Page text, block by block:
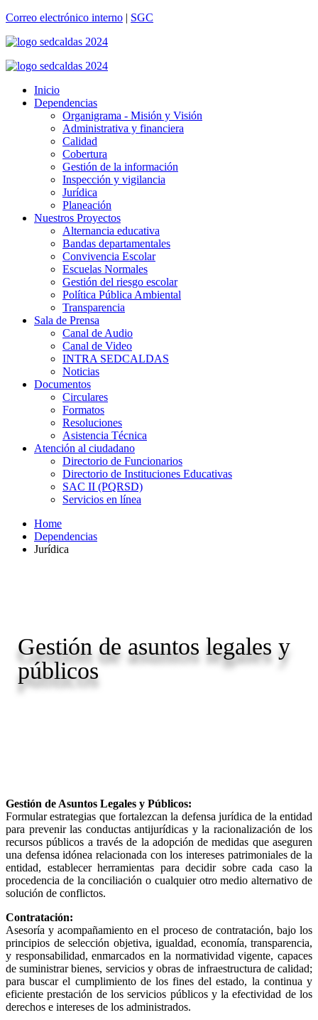
Correo electrónico interno | SGC
Inicio
Dependencias
Organigrama - Misión y Visión
Administrativa y financiera
Calidad
Cobertura
Gestión de la información
Inspección y vigilancia
Jurídica
Planeación
Nuestros Proyectos
Alternancia educativa
Bandas departamentales
Convivencia Escolar
Escuelas Normales
Gestión del riesgo escolar
Política Pública Ambiental
Transparencia
Sala de Prensa
Canal de Audio
Canal de Video
INTRA SEDCALDAS
Noticias
Documentos
Circulares
Formatos
Resoluciones
Asistencia Técnica
Atención al ciudadano
Directorio de Funcionarios
Directorio de Instituciones Educativas
SAC II (PQRSD)
Servicios en línea
Home
Dependencias
Jurídica
Gestión de asuntos legales y
públicos
Gestión de Asuntos Legales y Públicos:
Formular estrategias que fortalezcan la defensa jurídica de la entidad
para prevenir las conductas antijurídicas y la racionalización de los
recursos públicos a través de la adopción de medidas que aseguren
una defensa idónea relacionada con los intereses patrimoniales de la
entidad, establecer herramientas para decidir sobre cada caso la
procedencia de la conciliación o cualquier otro medio alternativo de
solución de conflictos.
Contratación:
Asesoría y acompañamiento en el proceso de contratación, bajo los
principios de selección objetiva, igualdad, economía, transparencia,
y responsabilidad, enmarcados en la normatividad vigente, capaces
de suministrar bienes, servicios y obras de infraestructura de calidad;
para buscar el cumplimiento de los fines del estado, la continua y
eficiente prestación de los servicios públicos y la efectividad de los
derechos e intereses de los administrados.